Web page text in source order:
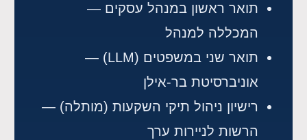
תואר ראשון במנהל עסקים —
המכללה למנהל
תואר שני במשפטים (LLM) —
אוניברסיטת בר-אילן
רישיון ניהול תיקי השקעות (מותלה) —
הרשות לניירות ערך